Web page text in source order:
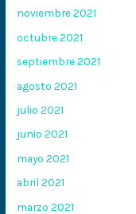
noviembre 2021
octubre 2021
septiembre 2021
agosto 2021
julio 2021
junio 2021
mayo 2021
abril 2021
marzo 2021